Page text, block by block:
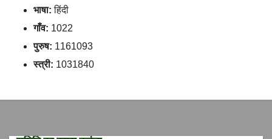
भाषा:हिंदी
गाँव: 1022
पुरुष: 1161093
स्त्री: 1031840